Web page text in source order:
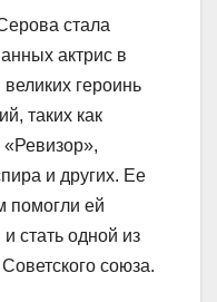
стала
актрис в
героинь
таких как
и других. Ее
помогли ей
стать одной из
союза.